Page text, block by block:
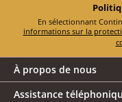
informations sur la
À propos de nous
Assistance